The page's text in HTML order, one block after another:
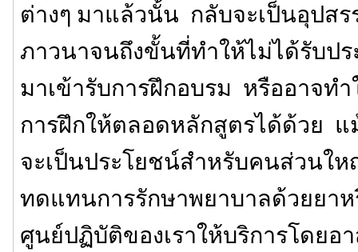
ต่างๆ มาแล้วนั้น กลับจะเป็นอุปส
ภาวนาจนถึงขั้นที่ทำให้ไม่ได้รับปร
มาเข้ารับการฝึกอบรม หรืออาจท
การฝึกให้ตลอดหลักสูตรได้ด้วย
จะเป็นประโยชน์สำหรับคนส่วนใ
ทดแทนการรักษาพยาบาลด้วยยา
ศูนย์ปฏิบัติของเราให้บริการโดยอ